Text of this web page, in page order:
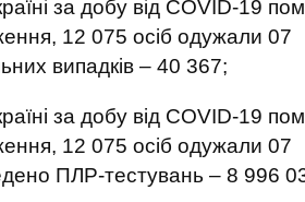
випадків – 40 367;
ПЛР-тестувань – 8 996